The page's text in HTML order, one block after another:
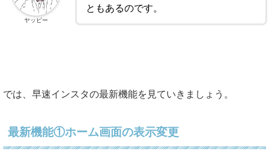
ともあるのです。
ヤッピー
では、早速インスタの最新機能を見ていきましょう。
最新機能①ホーム画面の表示変更